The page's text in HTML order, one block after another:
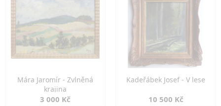
Mára Jaromír - Zvlněná
krajina
3 000 Kč
Kadeřábek Josef - V lese
10 500 Kč